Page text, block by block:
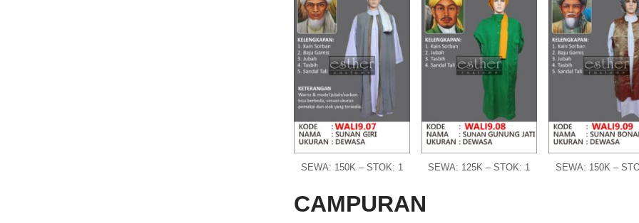
SEWA: 150K – STOK: 1 SEWA: 125K – STOK: 1 SEWA: 150K –
CAMPURAN